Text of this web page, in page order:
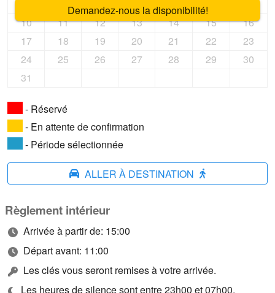
Demandez-nous la disponibilité!
10
11 12 13 14 15
16
17
18 19 20 21 22
23
24
25 26 27 28 29
30
31
- Réservé
- En attente de confirmation
- Période sélectionnée
ALLER À DESTINATION
Règlement intérieur
Arrivée à partir de: 15:00
Départ avant: 11:00
Les clés vous seront remises à votre arrivée.
Les heures de silence sont entre 23h00 et 07h00.